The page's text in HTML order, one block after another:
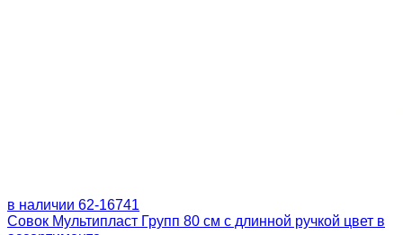
в наличии 62-16741
Совок Мультипласт Групп 80 см с длинной ручкой цвет в